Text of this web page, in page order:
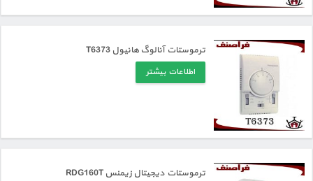
ترموستات آنالوگ هانیول T6373
اطلاعات بیشتر
ترموستات دیجیتال زیمنس RDG160T